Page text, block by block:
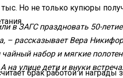
Но не только купюры
в ЗАГС праздновать 50-
рассказывает Вера
набор и мягкие
на улице дети и внуки
брак работой и